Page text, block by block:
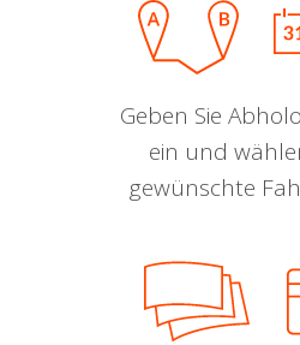
Geben Sie
ein und
gewünschte